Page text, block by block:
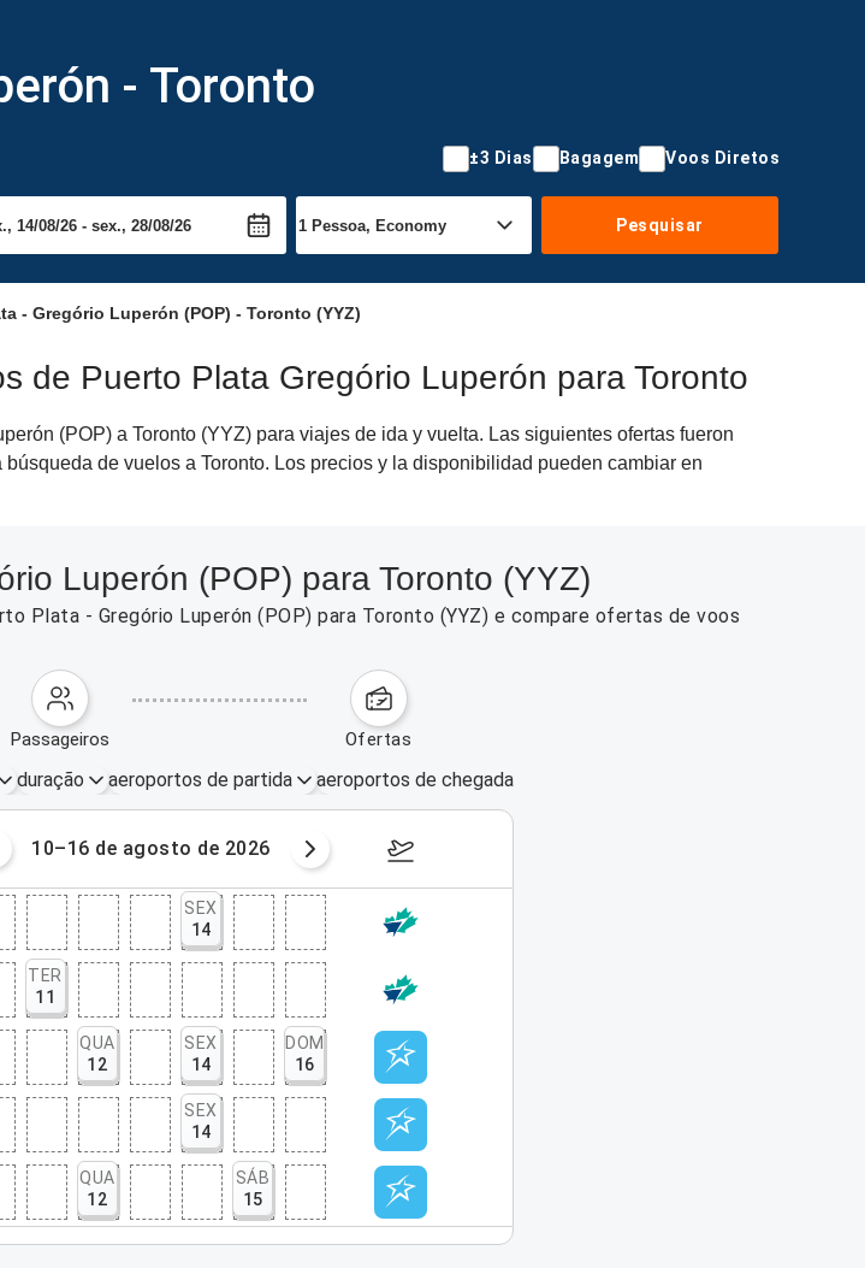
- Toronto
±3 Dias Bagagem Voos Diretos
Pesquisar
- Gregório Luperón (POP) - Toronto (YYZ)
de Puerto Plata Gregório Luperón para Toronto
(POP) a Toronto (YYZ) para viajes de ida y vuelta. Las siguientes ofertas fueron
de vuelos a Toronto. Los precios y la disponibilidad pueden cambiar en
Luperón (POP) para Toronto (YYZ)
Plata - Gregório Luperón (POP) para Toronto (YYZ) e compare ofertas de voos
passageiros ofertas
duração aeroportos de partida aeroportos de chegada
10–16 de agosto de 2026 17–23 de agosto de 2026
SEX
14
TER
11
QUA
12
SEX
14
DOM
16
SEX
14
QUA
12
SÁB
15